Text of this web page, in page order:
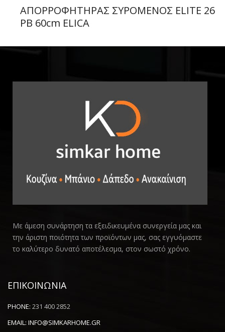
ΑΠΟΡΡΟΦΗΤΗΡΑΣ ΣΥΡΟΜΕΝΟΣ ELITE 26
PB 60cm ELICA
Με άμεση συνάρτηση τα εξειδικευμένα συνεργεία μας και
την άριστη ποιότητα των προϊόντων μας, σας εγγυόμαστε
το καλύτερο δυνατό αποτέλεσμα, στον σωστό χρόνο.
ΕΠΙΚΟΙΝΩΝΙΑ
PHONE: 231 400 2852
EMAIL: INFO@SIMKARHOME.GR